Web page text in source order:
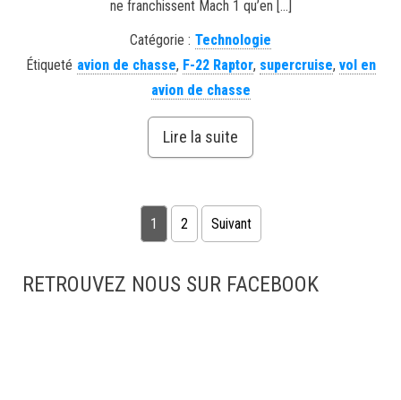
ne franchissent Mach 1 qu’en […]
Catégorie : Technologie
Étiqueté avion de chasse, F-22 Raptor, supercruise, vol en
avion de chasse
Lire la suite
Pagination des publications
1 2 Suivant
RETROUVEZ NOUS SUR FACEBOOK